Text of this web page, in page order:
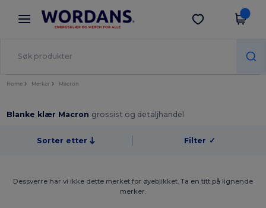
× Wordans-app
Bedre priser i appen!
Last ned app
Home Merker Macron
Blanke klær Macron grossist og detaljhandel
Sorter etter Filter ✓
Dessverre har vi ikke dette merket for øyeblikket. Ta en titt på lignende
merker.